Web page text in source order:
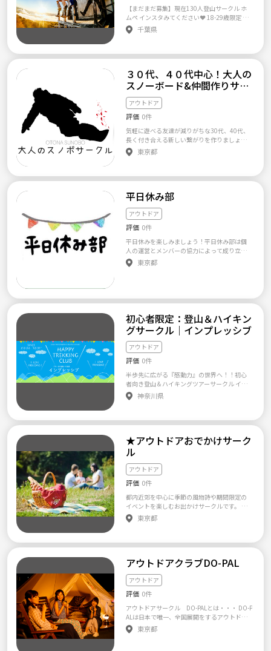
体育館シューズと動きやすい格好と参加費だ
け お持ちください。 お問い合わせのご参加お
待ちしております！
【まだまだ募集】現在130人登山サークル ホ
ムペ インスタみてください❤️ 18-29歳限定 初
心者3割 土日活動 ついに東海地方で一番大き
な登山・アウトドアの 社会人・学生サークル
p://tandemnagoya.com/ 登山サークル「タン
ージ見てください。 登山・アウトドアに興味
がある方は、ぜひご応募ください。 タンデム
東京 http://tandemtokyo.com/ ■+-+-+-+-+-+-+-
+-+-+-+-+■ 土日祝日どちらでも参加者の募集し
てます！！ 性別は問いません！！ ◆これまで
のイベント実績 御岳山/ 美ヶ原 / 霊仙山 / 両神
山 /北岳 /天狗岳 /高尾山/ボルダリング/アウト
ドアビレッジ/上高地/千畳敷カール/男体山/赤
岳/燕岳 初参加の方はまず画像のQRコードラ
インまたはメールください☆ tandemtokyo@g
です☆ 1st 6/9 日光白根山 🔰 6/15 瑞牆山 6/1
6 栗沢山 🌃 6/22 金峰山-瑞牆縦走 🌃 6/22 仏
果三山縦走🚃 6/23 丹沢表尾根🚃 6/23 鳳凰三
山 🌃 6/29 尾瀬ヶ原〜燧ヶ岳 🌼🔰 6/30 会津
駒ケ岳 🌃 6/29-30 蝶ヶ岳-常念岳 🌃泊まり ・
・ 2nd 6/1-2 安達太良山🏠🔰♨ 6/1 宝登山🚃
6/9 明神ヶ岳🚃🔰 or 6/9車山高原🔰 6/15 甘利
山🚃🔰 or 日光白根山🔰 6/16 金比羅山🚃🔰
6/16 甲武信ヶ岳🌃🔰 6/22 海沢三滝🚃🔰or蓼
・体調管理しっかりできる人！ ・常識がある
介PV！ https://www.youtube.com/watch?v=
erfg9mL8-do TANDEM NAGOYAは”仲間と楽し
みを共有する”をモットーとし 東海地方で活動
する若手中心の登山、ハイキング、アウトド
ア、サークルです！ ■+-+-+-+-+-+-+-+-+-+-+-+■
メンバーは全員18-28歳！ 初心者9割 社会人、
大学生、ニート様々な人が集まってるんで
す！^^ ・営業マン、事務、フリーター、自営
業、エンジニア、大学生、看護師、医大生、看
護学生、営業事務のいろんな職種の方がいま
親ほど年齢が離れている方に気を使ったり、
会話に困ったりする必要はありません＼(^o^)
／ 同世代の社会人、学生なので会話が弾みま
すよ☆ なお、全体のメンバーは多いですが、
毎回のイベントは５～１５人くらいなのでご
安心ください！！ ■+-+-+-+-+-+-+-+-+-+-+-+■ 登
山サークルメンバー同士がお互いに顔の見え
ニティは人の入れ替わりが激しかったり、イ
ンターネット上だけの希薄なつながりである
事が多いですが、 一定以上増えることはない
会員の受付】 初心者大歓迎 初めての登山・仲
らない人は全力でアドバイスします！^^ 【ご
フィール(できるだけ詳細に) ・職業 ・スポー
ツ経歴 4.参加可能時期 5.動機 6.LINE ID 7.車の
有無 ※上記にお伺いした個人情報ことは本サ
ークル以外では使用いたしません。！ 【注意
事項】 ただし、以下のような方の参加はお断
りします。 もし以下のような行為をされたこ
とが発覚した場合には、当サークルへのイベ
千葉県
３０代、４０代中心！大人の
スノーボード&仲間作りサー
クル♡
アウトドア
評価 0件
気軽に遊べる友達が減りがちな30代、40代、
長く付き合える新しい繋がりを作りましょう
っ(*>∀<*)ﾉ 閲覧ありがとうございます(* >ω
<)✨ 東京、近隣県の東京寄りのエリアに在住
冬のスノーボードを軸に、春から秋もインド
活動をしているチームです！ 1年間をとおして
遊べる、気のおけない仲間を作ることを目標
に活動をしています(^^) 9月に入っても暑い日
が続きますねー！ スノーボードはオフシーズ
ンですが、当サークルは夏も元気に活動中で
す。 今回は、オフシーズン中に顔合わせやサ
ークルの企画へのお試し参加をしていただき、
25-26シーズンを一緒に楽しめるメンバーを募
集します。 一緒にスノーボードを楽しむ仲間
れる意欲の高い方、ぜひぜひご連絡くださ
い！ ある程度メッセージでやりとりができた
応募者の方々とは、10/4に顔合わせ会を予定
しています😊 サークルの雰囲気や、メンバ
ー、活動内容などざっくばらんにお話できた
らと思ってます。 顔合わせ後、10月、11月に
予定されている企画へのお試し参加も可能で
すので、ご興味ある方はお早めにご連絡くだ
さいませ！ メンバーの募集に興味を持ってい
ただいた方は、当サークルHPをご覧ください
☺️ https://otona-snowboardteam.com/ 【コ
ンセプト】 元々のサークル設立のきっかけ
りたい！思ったことですが、それだけで終わ
ということで、スノボを離れてもメンバーそ
れぞれの人柄でつながっていける集まりを目
指しています(^^) 30代以降になると、それぞ
れの環境の変化などもあって、気軽に遊べる
友達が減ったり、交流の範囲も狭くなりがち
だと思います💦 冬も冬以外の季節も、積極的
にメンバーと交流して、新しい仲間を作りま
しょう♪ そして自分の世界を広げちゃいまし
ょうっ＼(^-^)／ 【活動内容】 オンシーズンの
活動はスノーボード一色です。 頻度は月に2回
レンデに出かけます！ せっかく行くからには
たくさん滑りたいので、土日を利用した1泊2
日がメインです。 スキー場までは車での移動
で、土曜の早朝に都内を出発するスケジュー
ルです🚙💨 車をお持ちでない方は、場所的に
可能であればご自宅までお迎えに行けるよう
に調整します😊 調整できない場合は前日夜の
電車移動をお願いするかもしれませんが、状
況に応じて相談させてください🙏 オフシーズ
ンは、月に1～2回くらいの頻度で、都内での
東京都
平日休み部
アウトドア
評価 0件
平日休みを楽しみましょう！平日休み部は個
人の運営とメンバーの協力によって成り立っ
ている平日休みの20代、30代が集まるメンバ
ー制社会人コミュニティです。 平日休みの人
ません。 月末に予定を出し合い、日程を調節
し、日毎に幹事を決め、全員で協力して企
画・運営をしています。 活動内容としてはレ
ンタルスペースを借りて皆で料理やボードゲ
ームをしたり、春には花見、夏にはキャン
プ、秋には登山、冬にはスノーボードのよう
にインドアからアウトドアまで幅広くいろん
ても土日祝日に比べて人が少ないので何をや
るにしても待つ時間が少なく有意義な時間を
過ごせます。 【サークル設立の想い】 コンセ
に1日を過ごしている人も多いと思います。私
を休みが合う人がいないから無駄に過ごして
しまうのは非常にもったいないとおもいます。
自分の身の回りに休みが合う人が少なくて
も、広い範囲で見渡せば同じ思いをしている
人はたくさんいます。 仕事に忙殺されただ休
みの日に逃げ込むのではなく 、休日に素敵な
予定があるからそれまで仕事が頑張れて、 ま
た素敵な休日を過ごせたから明日からもまた
仕事頑張ろうと思える そんな休日を提供でき
るサークルです。 自分とは違う考えや生き方
間を共有できてその場限りの付き合いではな
く 継続性のある友人関係を構築できるような
「場」でありたいと思っています。
東京都
初心者限定：登山＆ハイキン
グサークル｜インプレッシブ
アウトドア
評価 0件
半歩先に広がる『感動力』の世界へ！！初心
者向き登山＆ハイキングツアーサークル イン
プレッシブは『感動』をテーマとし、関東周
辺でのイベントを毎週開催しております。当方
追求』をテーマとしております。２００６年の
泉＆ご当地グルメの三点セットにて週末を満
喫しております。 初心者の方や一人参加の方
のご参加を随時募集中♪ ご参加表明は以下の
サイトからお願い致します。 【サークル設立
の想い】 わたしたちは日常の些細なことから
エネルギーの費やすことまで含めて、『感
動』を創り人々に与え、そして、また何かを
感じ取り感銘を受けることが出来ます。人の心
の中には、誰にでも良い面に触りたいと思う
し、誰の心にも良心があると思う。『感動』と
業のような気がします。 『感動』は常に人々
に大きな生きる活力を与え、そして、感性を
磨き『純粋な自分に出会える一つの契機』の
ような気がします。また私達に夢や希望を与
え、そして、勇気を与えてくれます。この『感
動』を人と人が少しでも共感することによ
行ってくれるのであろうかと。そして、多く
の素晴らしい感動を得られるには、今の自分
に何が出来るのかと・・・・・。 Impressive
神奈川県
★アウトドアおでかけサーク
ル
アウトドア
評価 0件
都内近郊を中心に季節の風物詩や期間限定の
イベントを楽しむお出かけサークルです。 基
本的には実費を除く参加費は無料のお気軽サ
ークルですが、勧誘等の迷惑行為は厳禁です。
い合わせください。 よろしくお願いします。
東京都
アウトドアクラブDO-PAL
アウトドア
評価 0件
アウトドアサークル DO-PALとは・・・ DO-P
ALは日本で唯一、全国展開をするアウトドア
サークルです。 より気軽に楽しく・安心して
アウトドアと交流を楽しめたら・・・・とい
東京都